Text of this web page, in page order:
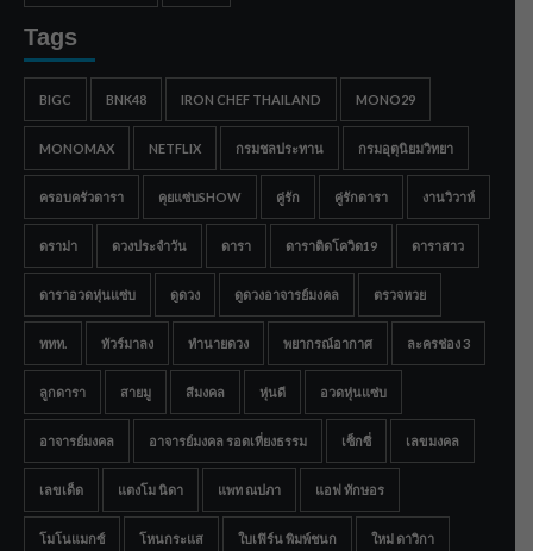
Tags
BIGC BNK48 IRON CHEF THAILAND MONO29
MONOMAX NETFLIX กรมชลประทาน กรมอุตุนิยมวิทยา
ครอบครัวดารา คุยแซ่บSHOW คู่รัก คู่รักดารา งานวิวาห์
ดราม่า ดวงประจำวัน ดารา ดาราติดโควิด19 ดาราสาว
ดาราอวดหุ่นแซ่บ ดูดวง ดูดวงอาจารย์มงคล ตรวจหวย
ททท. ทัวร์มาลง ทำนายดวง พยากรณ์อากาศ ละครช่อง 3
ลูกดารา สายมู สีมงคล หุ่นดี อวดหุ่นแซ่บ
อาจารย์มงคล อาจารย์มงคล รอดเที่ยงธรรม เซ็กซี่ เลขมงคล
เลขเด็ด แตงโม นิดา แพท ณปภา แอฟ ทักษอร
โมโนแมกซ์ โหนกระแส ใบเฟิร์น พิมพ์ชนก ใหม่ ดาวิกา